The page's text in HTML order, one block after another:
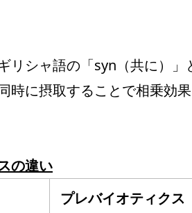
リシャ語の「syn（共に）
時に摂取することで相乗効
の違い
プレバイオティクス